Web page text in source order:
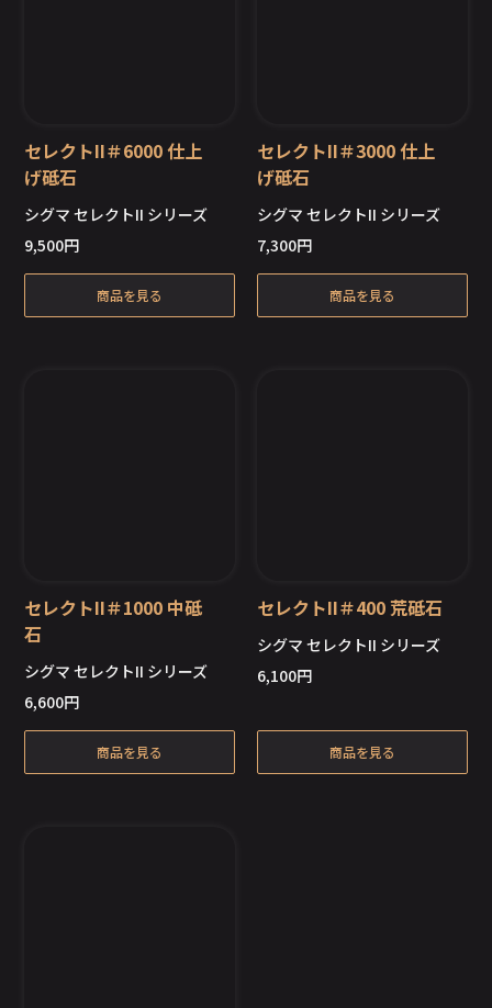
在庫切れ
セレクトII＃6000 仕上
げ砥石
シグマ セレクトII シリーズ
9,500円
商品を見る
在庫切れ
セレクトII＃3000 仕上
げ砥石
シグマ セレクトII シリーズ
7,300円
商品を見る
在庫切れ
セレクトII＃1000 中砥
石
シグマ セレクトII シリーズ
6,600円
商品を見る
セレクトII＃400 荒砥石
シグマ セレクトII シリーズ
6,100円
商品を見る